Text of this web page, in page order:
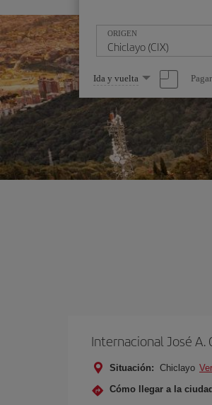
ORIGEN
Seleccione
una
opción
Ida y vuelta
Internacional José A.
Situación: Chiclayo
Cómo llegar a la